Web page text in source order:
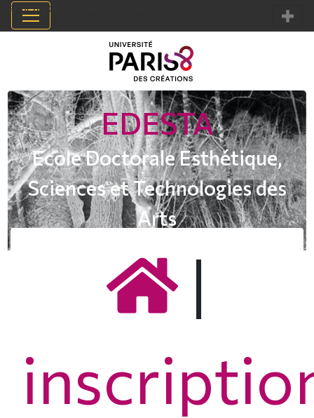
EDESTA
Ecole Doctorale Esthétique,
Sciences et Technologies des
Arts
|
Panneau de gestion des cookies